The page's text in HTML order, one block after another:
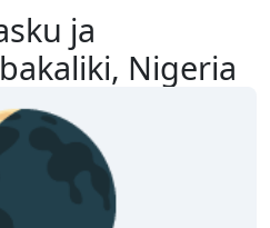
ja
Nigeria